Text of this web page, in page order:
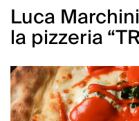
Luca
la pizzeria